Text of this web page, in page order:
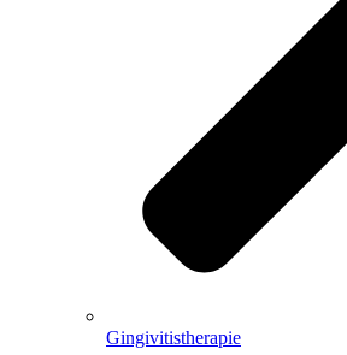
Gingivitistherapie